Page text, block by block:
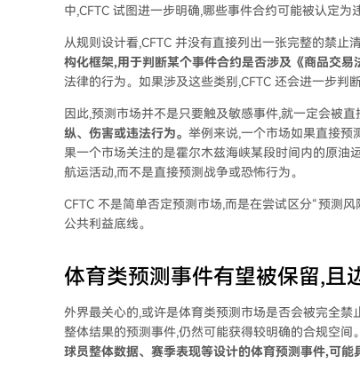
中,CFTC 试图进一步明确,哪些事件合约可能被认定为
从规则设计看,CFTC 并没有直接列出一张完整的禁止
构化框架,用于判断某个事件合约是否涉及《商品交易
法律的行为。如果涉及这些类别,CFTC 还会进一步判
因此,预测市场并不是只要触及敏感事件,就一定会被直
纵、伤害或违法行为。 举例来说,一个市场如果直接预
果一个市场关注的是霍尔木兹海峡某段时间内的原油
航运活动,而不是直接预测战争或恐怖行为。
CFTC 不是简单否定预测市场,而是在尝试区分“预测
公共利益底线。
体育类预测事件有望被保留,且
外界最关心的,或许是体育类预测市场是否会被完全
整体结果的预测事件,仍然可能获得较明确的合规空间
球员整体数据、赛季表现等设计的体育预测事件,可能